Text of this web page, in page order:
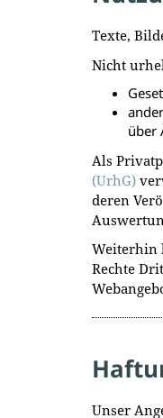
Texte,
Nicht
über
Als
(UrhG)
deren
Weiterhin
Rechte
Unser